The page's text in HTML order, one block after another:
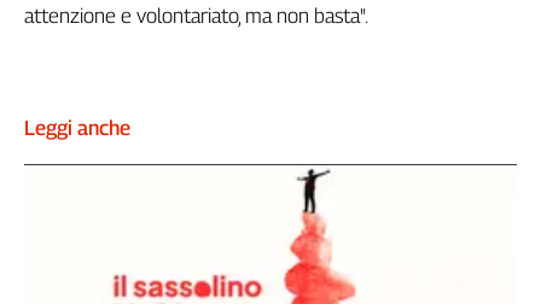
attenzione e volontariato, ma non basta".
Leggi anche